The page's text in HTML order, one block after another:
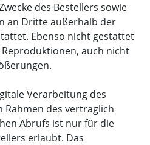
des Bestellers sowie
an Dritte außerhalb der
Ebenso nicht gestattet
auch nicht
Verarbeitung des
des vertraglich
Abrufs ist nur für die
erlaubt. Das